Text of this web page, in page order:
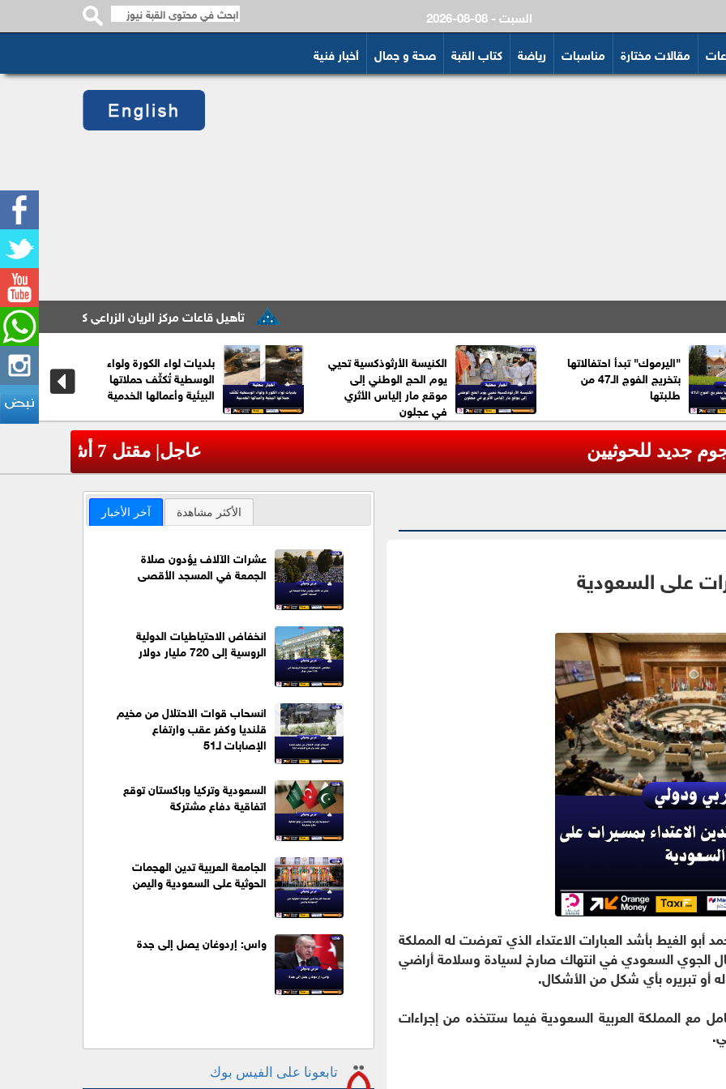
2026-08-08 - السبت
مقالات مختارة مناسبات رياضة كتاب القبة صحة و جمال أخبار فنية
تأهيل قاعات مركز الريان الزراعي كحاضنة تدريبية لخدمة
"اليرموك" تبدأ احتفالاتها
بتخريج الفوج الـ47 من
طلبتها
الكنيسة الأرثوذكسية تحيي
يوم الحج الوطني إلى
موقع مار إلياس الأثري
في عجلون
بلديات لواء الكورة ولواء
الوسطية تُكثّف حملاتها
البيئية وأعمالها الخدمية
على السعودية
أبو الغيط بأشد العبارات الاعتداء الذي تعرضت له المملكة
الجوي السعودي في انتهاك صارخ لسيادة وسلامة أراضي
أو تبريره بأي شكل من الأشكال.
مع المملكة العربية السعودية فيما ستتخذه من إجراءات
آخر الأخبار الأكثر مشاهدة
عشرات الآلاف يؤدون صلاة
الجمعة في المسجد الأقصى
انخفاض الاحتياطيات الدولية
الروسية إلى 720 مليار دولار
انسحاب قوات الاحتلال من مخيم
قلنديا وكفر عقب وارتفاع
الإصابات لـ51
السعودية وتركيا وباكستان توقع
اتفاقية دفاع مشتركة
الجامعة العربية تدين الهجمات
الحوثية على السعودية واليمن
واس: إردوغان يصل إلى جدة
تابعونا على الفيس بوك